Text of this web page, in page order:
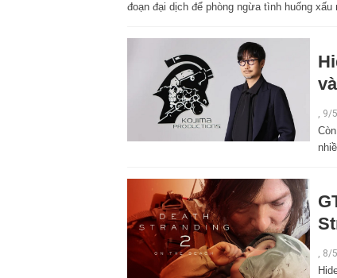
đoạn đại dịch để phòng ngừa tình huống xấu
9/
, 8/